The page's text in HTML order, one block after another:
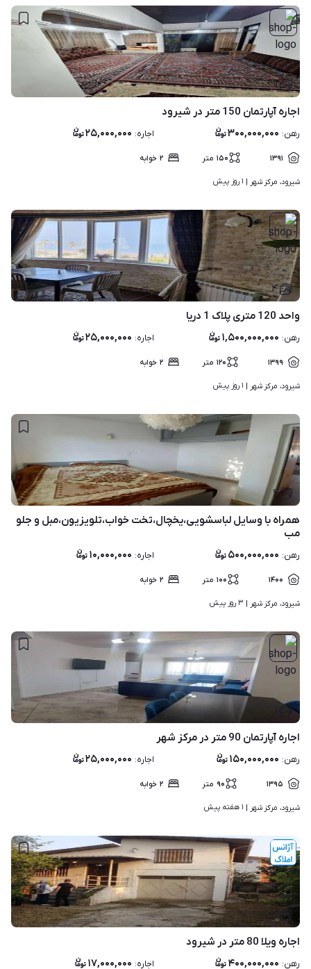
۹
اجاره آپارتمان 150 متر در شیرود
رهن: ۳۰۰,۰۰۰,۰۰۰ اجاره: ۲۵,۰۰۰,۰۰۰
۱۳۹۱ ۱۵۰ متر ۲ خوابه
شیرود، مرکز شهر | ۱ روز پیش
۴
واحد 120 متری پلاک 1 دریا
رهن: ۱,۵۰۰,۰۰۰,۰۰۰ اجاره: ۲۵,۰۰۰,۰۰۰
۱۳۹۹ ۱۲۰ متر ۲ خوابه
شیرود، مرکز شهر | ۱ روز پیش
۶
همراه با وسایل لباسشویی،یخچال،تخت خواب،تلویزیون،مبل و جلو
مب
رهن: ۵۰۰,۰۰۰,۰۰۰ اجاره: ۱۰,۰۰۰,۰۰۰
۱۴۰۰ ۱۰۰ متر ۲ خوابه
شیرود، مرکز شهر | ۳ روز پیش
اجاره آپارتمان 90 متر در مرکز شهر
رهن: ۱۵۰,۰۰۰,۰۰۰ اجاره: ۲۵,۰۰۰,۰۰۰
۱۳۹۵ ۹۰ متر ۲ خوابه
شیرود، مرکز شهر | ۱ هفته پیش
۳
اجاره ویلا 80 متر در شیرود
رهن: ۴۰۰,۰۰۰,۰۰۰ اجاره: ۱۷,۰۰۰,۰۰۰